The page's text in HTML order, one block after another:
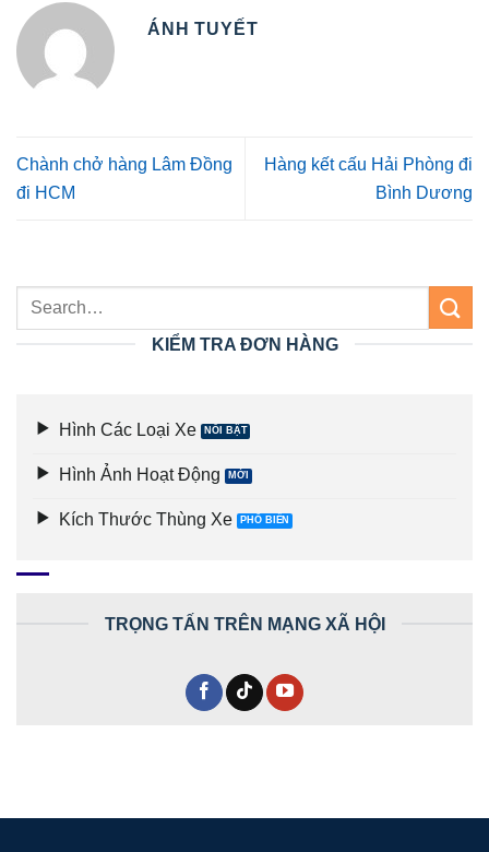
ÁNH TUYẾT
Chành chở hàng Lâm Đồng
đi HCM
Hàng kết cấu Hải Phòng đi
Bình Dương
KIỂM TRA ĐƠN HÀNG
Hình Các Loại Xe
Hình Ảnh Hoạt Động
Kích Thước Thùng Xe
TRỌNG TẤN TRÊN MẠNG XÃ HỘI